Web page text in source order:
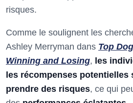
risques.
Comme le soulignent les
Ashley Merryman dans Top
Winning and Losing, les
les récompenses
prendre des risques, ce qui